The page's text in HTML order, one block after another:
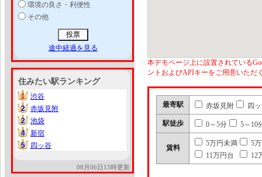
環境の良さ・利便性
その他
途中経過を見る
住みたい駅ランキング
1
1
渋谷
2
2
赤坂見附
2
2
池袋
4
4
新宿
5
5 四ッ谷
08月06日15時更新
本デモページ上に設置されている
ントおよびAPIキーをご用意いただ
最寄駅 赤坂見附 四
駅徒歩 0～5分 5～10
賃料
5万円未満
5
11万円台
12